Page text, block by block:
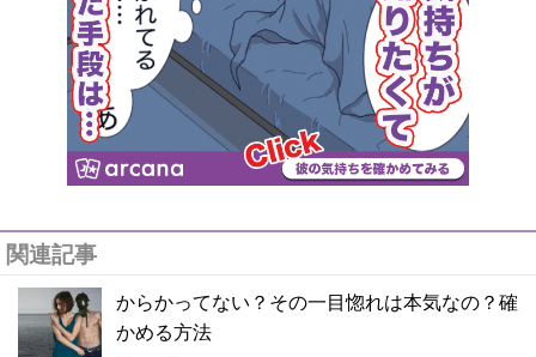
関連記事
からかってない？その一目惚れは本気なの？確
かめる方法